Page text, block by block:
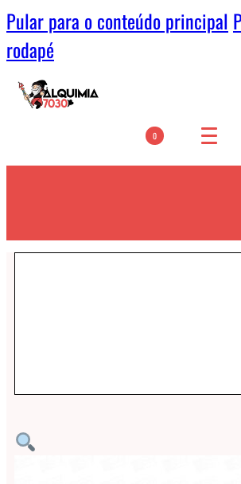
Pular para o conteúdo principal
rodapé
0